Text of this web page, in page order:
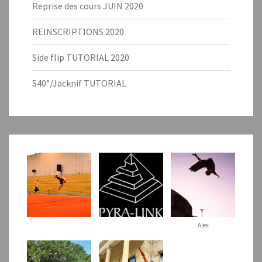
Reprise des cours JUIN 2020
REINSCRIPTIONS 2020
Side flip TUTORIAL 2020
540°/Jacknif TUTORIAL
Alex